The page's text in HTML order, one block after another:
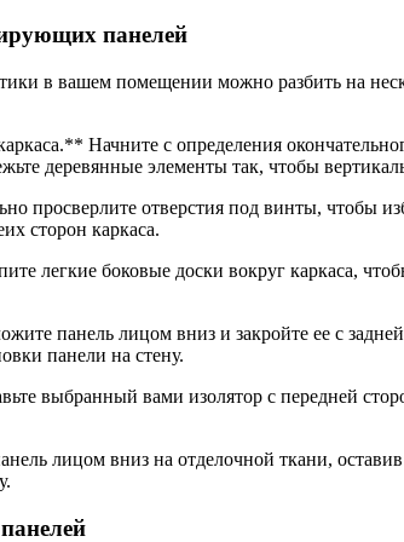
панелей
в вашем помещении можно разбить на
Начните с определения
деревянные элементы так, чтобы
просверлите отверстия под винты, чтобы
сторон каркаса.
легкие боковые доски вокруг каркаса,
панель лицом вниз и закройте ее с
панели на стену.
выбранный вами изолятор с передней
лицом вниз на отделочной ткани,